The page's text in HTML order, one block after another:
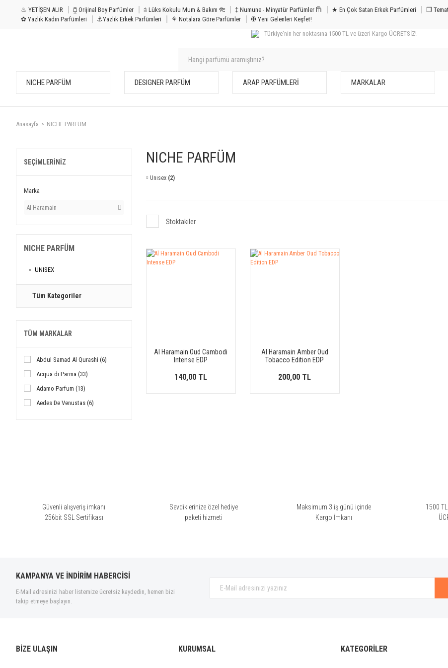
♨ YETİŞEN ALIR ⧮ Orijinal Boy Parfümler ⩭ Lüks Kokulu Mum & Bakım 𐦝 ‡ Numune - Minyatür Parfümler 𐙏 ★ En Çok Satan Erkek Parfümleri
❒
✿ Yazlık Kadın Parfümleri
⚓Yazlık Erkek Parfümleri ⚘ Notalara Göre Parfümler ✠ Yeni Gelenleri Keşfet!
Türkiye'nin her noktasına 1500 TL ve üzeri Kargo ÜCRETSİZ!
NICHE PARFÜM DESIGNER PARFÜM ARAP PARFÜMLERİ MARKALAR
Anasayfa NICHE PARFÜM
SEÇIMLERINIZ
Marka
Al Haramain
NICHE PARFÜM
UNISEX
Tüm Kategoriler
TÜM MARKALAR
Abdul Samad Al Qurashi (6)
Acqua di Parma (33)
Adamo Parfum (13)
Aedes De Venustas (6)
Amouage (80)
Anatole Lebreton (13)
(5)
Argos (7)
NICHE PARFÜM
Unısex (2)
Stoktakiler
Al Haramain Oud Cambodi
Intense EDP
140,00 TL
Al Haramain Amber Oud
Tobacco Edition EDP
200,00 TL
Güvenli alışveriş imkanı
256bit SSL Sertifikası
Sevdiklerinize özel hediye
paketi hizmeti
Maksimum 3 iş günü içinde
Kargo İmkanı
1500
KAMPANYA VE İNDİRİM HABERCİSİ
E-Mail adresinizi haber listemize ücretsiz kaydedin, hemen bizi
takip etmeye başlayın.
BİZE ULAŞIN KURUMSAL KATEGORİLER